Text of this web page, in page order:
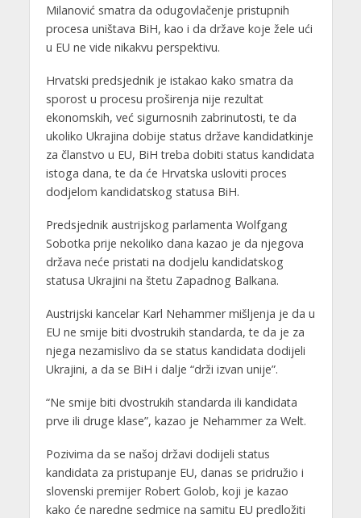
Milanović smatra da odugovlačenje pristupnih
procesa uništava BiH, kao i da države koje žele ući
u EU ne vide nikakvu perspektivu.
Hrvatski predsjednik je istakao kako smatra da
sporost u procesu proširenja nije rezultat
ekonomskih, već sigurnosnih zabrinutosti, te da
ukoliko Ukrajina dobije status države kandidatkinje
za članstvo u EU, BiH treba dobiti status kandidata
istoga dana, te da će Hrvatska usloviti proces
dodjelom kandidatskog statusa BiH.
Predsjednik austrijskog parlamenta Wolfgang
Sobotka prije nekoliko dana kazao je da njegova
država neće pristati na dodjelu kandidatskog
statusa Ukrajini na štetu Zapadnog Balkana.
Austrijski kancelar Karl Nehammer mišljenja je da u
EU ne smije biti dvostrukih standarda, te da je za
njega nezamislivo da se status kandidata dodijeli
Ukrajini, a da se BiH i dalje “drži izvan unije”.
“Ne smije biti dvostrukih standarda ili kandidata
prve ili druge klase”, kazao je Nehammer za Welt.
Pozivima da se našoj državi dodijeli status
kandidata za pristupanje EU, danas se pridružio i
slovenski premijer Robert Golob, koji je kazao
kako će naredne sedmice na samitu EU predložiti